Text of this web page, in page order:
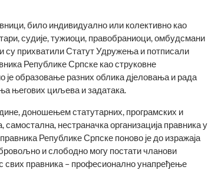
било индивидуално или колективно као
судије, тужиоци, правобраниоци, омбудсмани
су прихватили Статут Удружења и потписали
Републике Српске као струковне
образовање разних облика дјеловања и рада
његових ци­љева и задатака.
доношењем статутарних, програмских и
нестраначка организација правника у
Репу­бли­ке Српске поново је до изражаја
и слободно могу постати чла­нови
свих правника – професионално унапређење